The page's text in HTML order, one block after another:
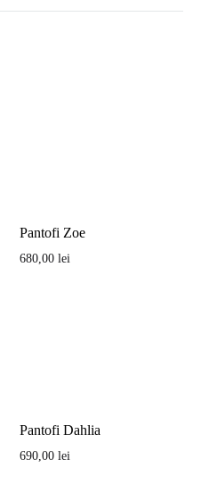
Pantofi Zoe
680,00 lei
Pantofi Dahlia
690,00 lei